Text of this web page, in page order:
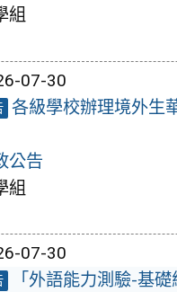
組
07-30
各級學校辦理境外生
公告
組
07-30
「外語能力測驗-基